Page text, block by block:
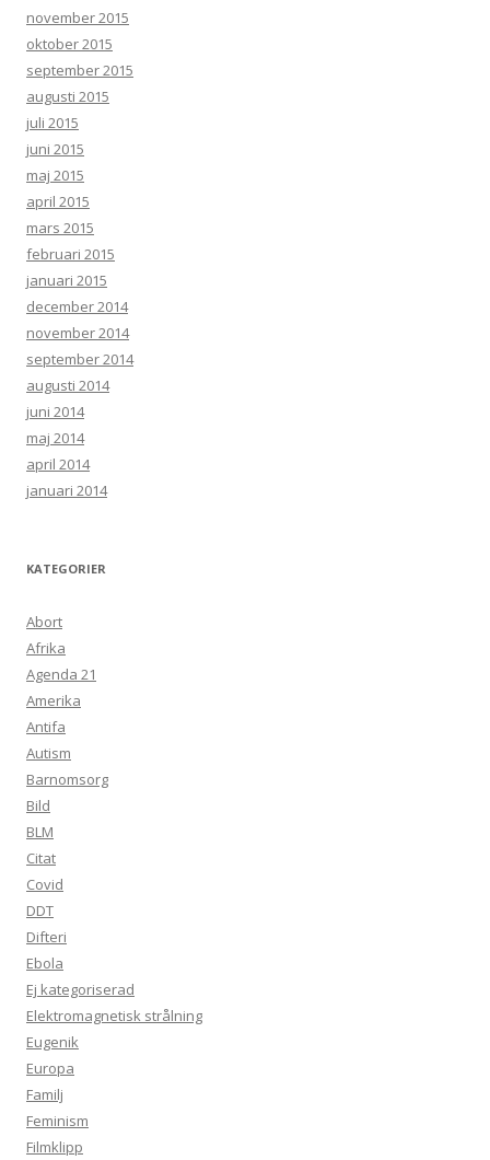
november 2015
oktober 2015
september 2015
augusti 2015
juli 2015
juni 2015
maj 2015
april 2015
mars 2015
februari 2015
januari 2015
december 2014
november 2014
september 2014
augusti 2014
juni 2014
maj 2014
april 2014
januari 2014
KATEGORIER
Abort
Afrika
Agenda 21
Amerika
Antifa
Autism
Barnomsorg
Bild
BLM
Citat
Covid
DDT
Difteri
Ebola
Ej kategoriserad
Elektromagnetisk strålning
Eugenik
Europa
Familj
Feminism
Filmklipp